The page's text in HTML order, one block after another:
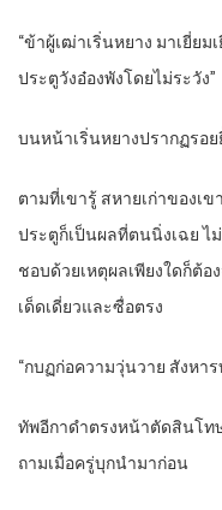
“ข้าผู้เฒ่าเริ่นหยาง มาเยี่ย
ประตูวังอ๋องพังโดยไม่ระวัง”
บนหน้าเริ่นหยางปรากฏรอ
ตามที่เขารู้ สหายเก่าของเ
ประตูก็เป็นผลที่ตนนิ่งเฉย ไ
ชอบด้วยเหตุผลเพียงใดก็ต้อ
เด็ดเดี่ยวและซื่อตรง
“กบฏก่อความวุ่นวาย สังหา
ทัพอีกาดำตรงหน้าตัดสินโท
ถามเมื่อครู่บุกนำมาก่อน